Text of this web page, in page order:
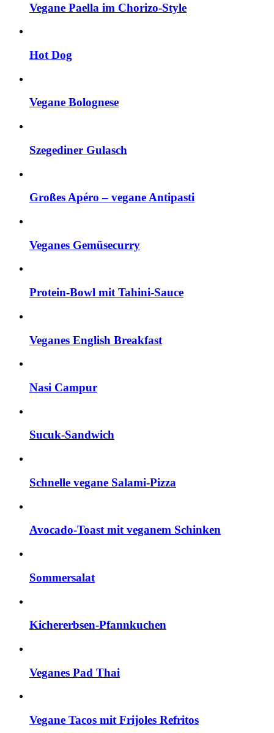
Vegane Paella im Chorizo-Style
Hot Dog
Vegane Bolognese
Szegediner Gulasch
Großes Apéro – vegane Antipasti
Veganes Gemüsecurry
Protein-Bowl mit Tahini-Sauce
Veganes English Breakfast
Nasi Campur
Sucuk-Sandwich
Schnelle vegane Salami-Pizza
Avocado-Toast mit veganem Schinken
Sommersalat
Kichererbsen-Pfannkuchen
Veganes Pad Thai
Vegane Tacos mit Frijoles Refritos